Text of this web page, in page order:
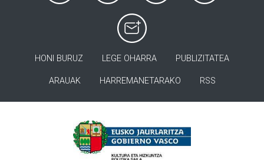
HONI BURUZ LEGE OHARRA PUBLIZITATEA
ARAUAK HARREMANETARAKO RSS